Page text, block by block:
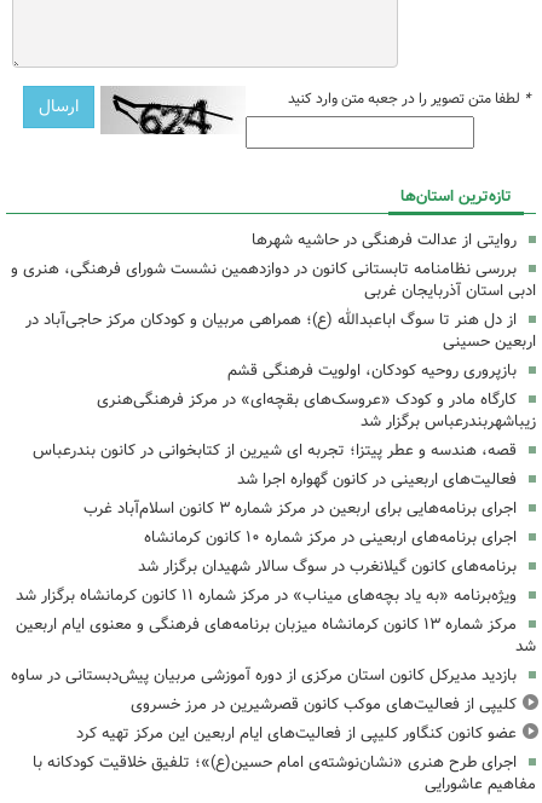
* لطفا متن تصویر را در جعبه متن وارد کنید
تازه‌ترین استان‌ها
روایتی از عدالت فرهنگی در حاشیه شهرها
بررسی نظامنامه تابستانی کانون در دوازدهمین نشست شورای فرهنگی، هنری و
ادبی استان آذربایجان غربی
از دل هنر تا سوگ اباعبدالله (ع)؛ همراهی مربیان و کودکان مرکز حاجی‌آباد در
اربعین حسینی
بازپروری روحیه کودکان، اولویت فرهنگی قشم
کارگاه مادر و کودک «عروسک‌های بقچه‌ای» در مرکز فرهنگی‌هنری
زیباشهربندرعباس برگزار شد
قصه، هندسه و عطر پیتزا؛ تجربه ای شیرین از کتابخوانی در کانون بندرعباس
فعالیت‌های اربعینی در کانون گهواره اجرا شد
اجرای برنامه‌هایی برای اربعین در مرکز شماره ۳ کانون اسلام‌آباد غرب
اجرای برنامه‌های اربعینی در مرکز شماره ۱۰ کانون کرمانشاه
برنامه‌های کانون گیلانغرب در سوگ سالار شهیدان برگزار شد
ویژه‌برنامه «به یاد بچه‌های میناب» در مرکز شماره ۱۱ کانون کرمانشاه برگزار شد
مرکز شماره ۱۳ کانون کرمانشاه میزبان برنامه‌های فرهنگی و معنوی ایام اربعین
شد
بازدید مدیرکل کانون استان مرکزی از دوره آموزشی مربیان پیش‌دبستانی در ساوه
کلیپی از فعالیت‌های موکب کانون قصرشیرین در مرز خسروی
عضو کانون کنگاور کلیپی از فعالیت‌های ایام اربعین این مرکز تهیه کرد
اجرای طرح هنری «نشان‌نوشته‌ی امام حسین(ع)»؛ تلفیق خلاقیت کودکانه با
مفاهیم عاشورایی